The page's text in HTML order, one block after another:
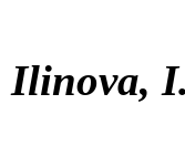
Ilinova,